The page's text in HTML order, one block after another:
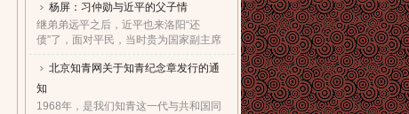
杨屏：习仲勋与近平的父子情
继弟弟远平之后，近平也来洛阳“还
债”了，面对平民，当时贵为国家副主席
的他，几乎90度的庄严一躬，鞠出了习
家父子对天下老百姓的良心！也鞠出了
习仲勋与近平撼人心魄的父......
北京知青网关于知青纪念章发行的通
知
1968年，是我们知青这一代与共和国同